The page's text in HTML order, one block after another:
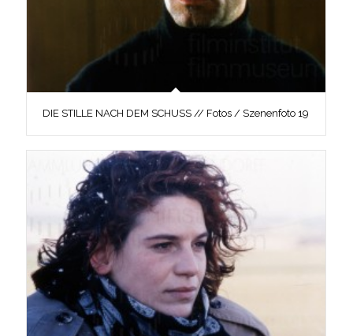
DIE STILLE NACH DEM SCHUSS // Fotos / Szenenfoto 19